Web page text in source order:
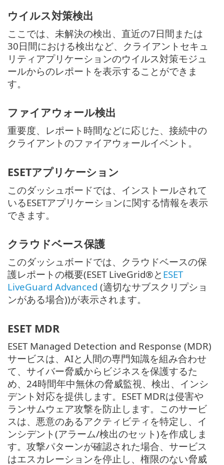
ウイルス対策検出
ここでは、未解決の検出、直近の7日間または
30日間における検出など、クライアントセキュ
リティアプリケーションのウイルス対策モジュ
ールからのレポートを表示することができま
す。
ファイアウォール検出
重要度、レポート時間などに応じた、接続中の
クライアントのファイアウォールイベント。
ESETアプリケーション
このダッシュボードでは、インストールされて
いるESETアプリケーションに関する情報を表示
できます。
クラウドベース保護
このダッシュボードでは、クラウドベースの保
護レポートの概要(ESET LiveGrid®と ESET
LiveGuard Advanced (適切なサブスクリプショ
ンがある場合))が表示されます。
ESET MDR
ESET Managed Detection and Response (MDR)
サービスは、AIと人間の専門知識を組み合わせ
て、サイバー脅威からビジネスを保護するた
め、24時間年中無休の脅威監視、検出、インシ
デント対応を提供します。ESET MDRは侵害や
ランサムウェア攻撃を防止します。このサービ
スは、悪意のあるアクティビティを特定し、イ
ンシデント(アラーム/検出のセット)を作成しま
す。攻撃パターンが確認された場合、サービス
はエスカレーションを停止し、権限のない脅威